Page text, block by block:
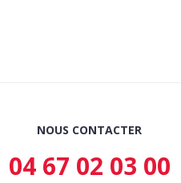
NOUS CONTACTER
04 67 02 03 00